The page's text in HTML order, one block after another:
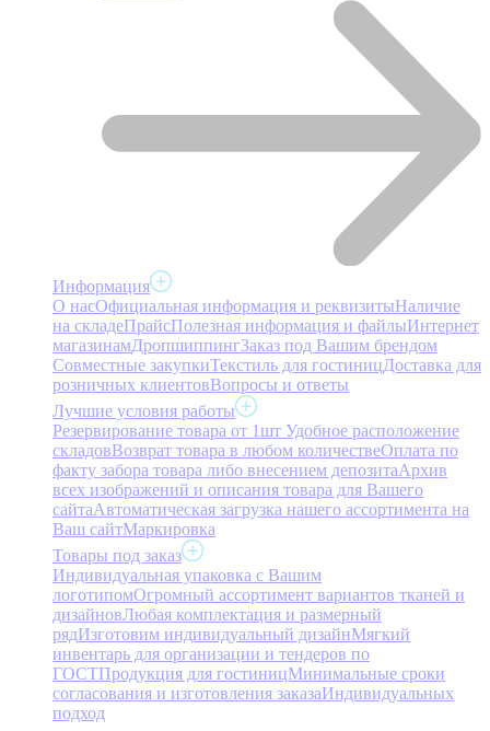
Информация
О насОфициальная информация и реквизитыНаличие
на складеПрайсПолезная информация и файлыИнтернет
магазинамДропшиппингЗаказ под Вашим брендом
Совместные закупкиТекстиль для гостиницДоставка для
розничных клиентовВопросы и ответы
Лучшие условия работы
Резервирование товара от 1шт Удобное расположение
складовВозврат товара в любом количествеОплата по
факту забора товара либо внесением депозитаАрхив
всех изображений и описания товара для Вашего
сайтаАвтоматическая загрузка нашего ассортимента на
Ваш сайтМаркировка
Товары под заказ
Индивидуальная упаковка с Вашим
логотипомОгромный ассортимент вариантов тканей и
дизайновЛюбая комплектация и размерный
рядИзготовим индивидуальный дизайнМягкий
инвентарь для организации и тендеров по
ГОСТПродукция для гостиницМинимальные сроки
согласования и изготовления заказаИндивидуальных
подход